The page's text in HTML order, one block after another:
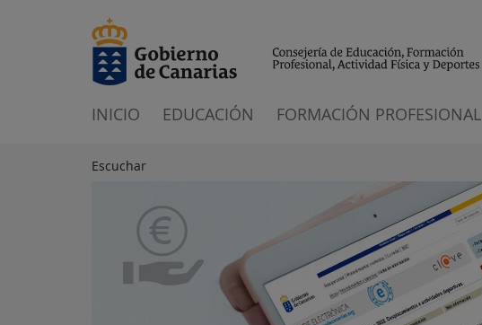
INICIO EDUCACIÓN FORMACIÓN PROFESIONAL
Escuchar